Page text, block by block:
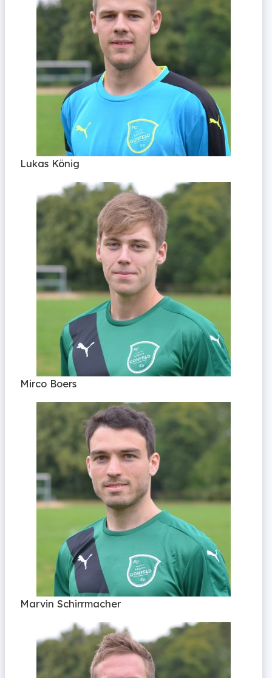
Lukas König
Mirco Boers
Marvin Schirrmacher